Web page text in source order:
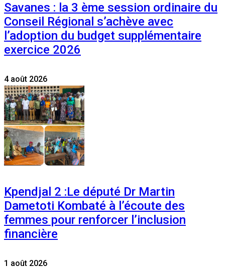
Savanes : la 3 ème session ordinaire du
Conseil Régional s’achève avec
l’adoption du budget supplémentaire
exercice 2026
4 août 2026
Kpendjal 2 :Le député Dr Martin
Dametoti Kombaté à l’écoute des
femmes pour renforcer l’inclusion
financière
1 août 2026